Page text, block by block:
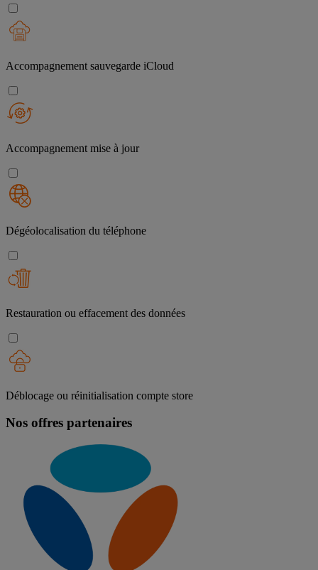
Accompagnement sauvegarde iCloud
Accompagnement mise à jour
Dégéolocalisation du téléphone
Restauration ou effacement des données
Déblocage ou réinitialisation compte store
Nos offres partenaires